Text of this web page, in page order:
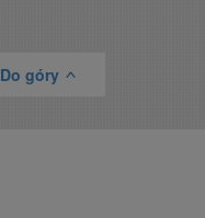
Do góry>